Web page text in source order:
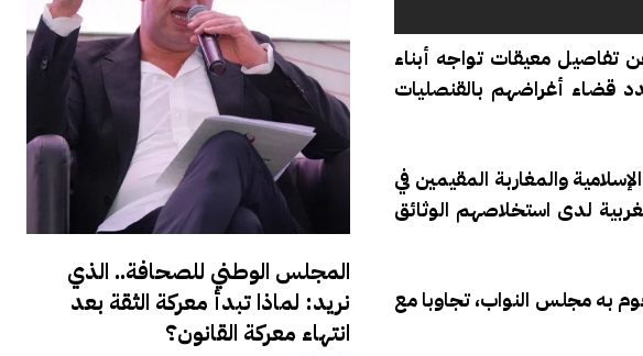
المجلس الوطني للصحافة.. الذي
نريد: لماذا تبدأ معركة الثقة بعد
انتهاء معركة القانون؟
تفاصيل معيقات تواجه أبناء
قضاء أغراضهم بالقنصليات
والمغاربة المقيمين في
لدى استخلاصهم الوثائق
به مجلس النواب، تجاوبا مع